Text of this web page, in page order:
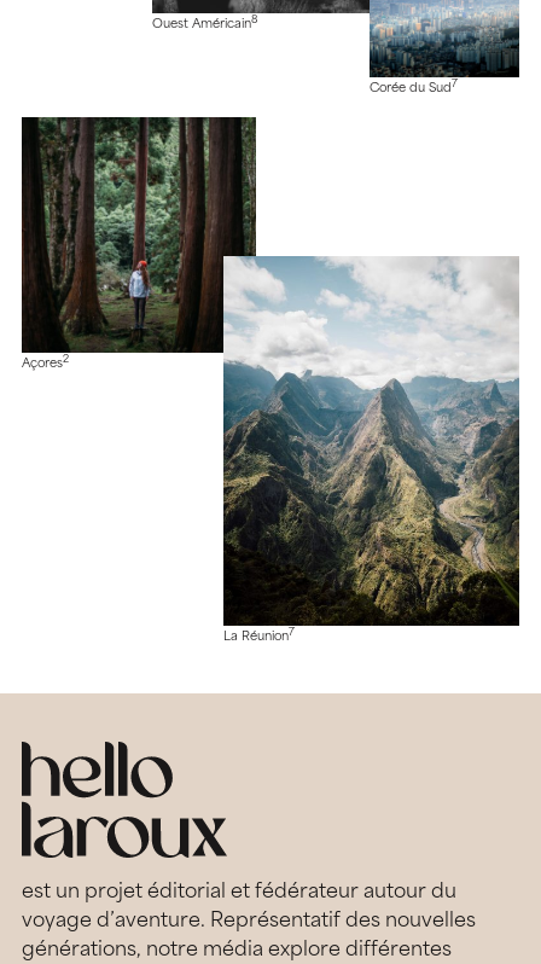
Ouest Américain8
Corée du Sud 7
Açores2
La Réunion7
est un projet éditorial et fédérateur autour du
voyage d’aventure. Représentatif des nouvelles
générations, notre média explore différentes